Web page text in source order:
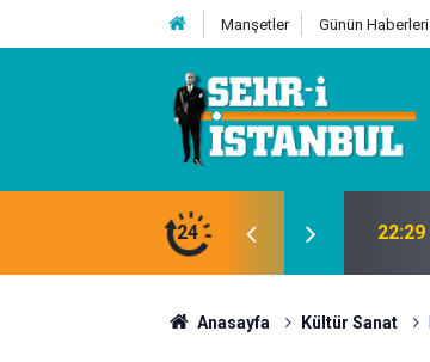
Manşetler Günün Haberleri
24 07:32
Anasayfa Kültür Sanat